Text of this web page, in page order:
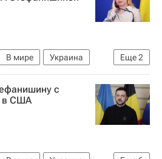
Еще2
В мире
Украина
Национальное антикоррупционное бюро Украины (НАБУ)
Специализированная антикоррупционная прокуратура (САП)
с
в США